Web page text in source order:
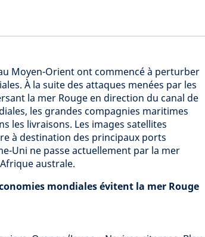
Moyen-Orient ont commencé à perturber
À la suite des attaques menées par les
la mer Rouge en direction du canal de
les grandes compagnies maritimes
les livraisons. Les images satellites
à destination des principaux ports
Uni ne passe actuellement par la mer
australe.
mondiales évitent la mer Rouge